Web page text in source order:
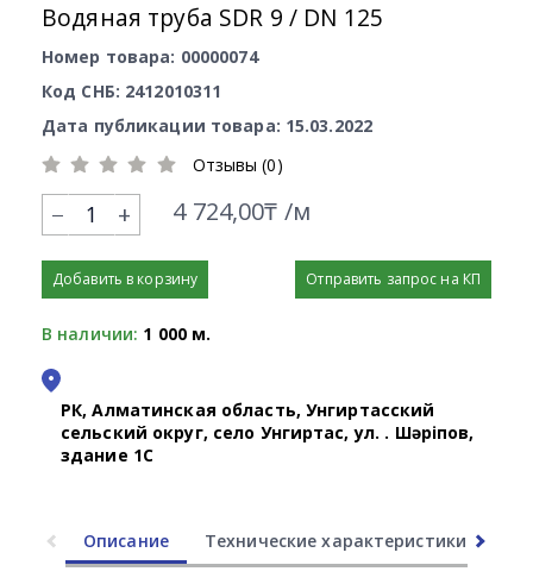
Водяная труба SDR 9 / DN 125
Номер товара: 00000074
Код СНБ: 2412010311
Дата публикации товара: 15.03.2022
Отзывы (0)
+ 4 724,00₸ /м
Добавить в корзину Отправить запрос на КП
В наличии: 1 000 м.
РК, Алматинская область, Унгиртасский
сельский округ, село Унгиртас, ул. Қ. Шәріпов,
здание 1С
Описание Технические характеристики